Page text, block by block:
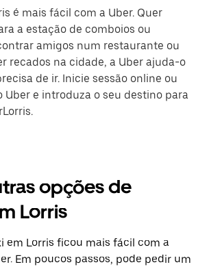
é mais fácil com a Uber. Quer
a estação de comboios ou
amigos num restaurante ou
recados na cidade, a Uber ajuda-o
de ir. Inicie sessão online ou
Uber e introduza o seu destino para
opções de
Lorris
em Lorris ficou mais fácil com a
Em poucos passos, pode pedir um